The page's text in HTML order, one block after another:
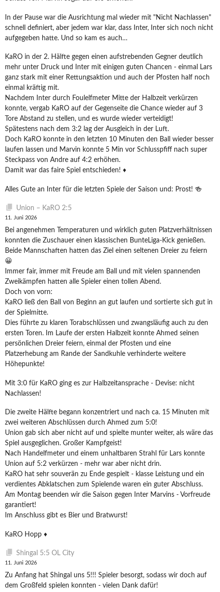
In der Pause war die Ausrichtung mal wieder mit "Nicht Nachlassen"
schnell definiert, aber jedem war klar, dass Inter, Inter sich noch nicht
aufgegeben hatte. Und so kam es auch…
KaRO in der 2. Hälfte gegen einen aufstrebenden Gegner deutlich
mehr unter Druck und Inter mit einigen guten Chancen - einmal Lars
ganz stark mit einer Rettungsaktion und auch der Pfosten half noch
einmal kräftig mit.
Nachdem Inter durch Foulelfmeter Mitte der Halbzeit verkürzen
konnte, vergab KaRO auf der Gegenseite die Chance wieder auf 3
Tore Abstand zu stellen, und es wurde wieder verteidigt!
Spätestens nach dem 3:2 lag der Ausgleich in der Luft.
Doch KaRO konnte in den letzten 10 Minuten den Ball wieder besser
laufen lassen und Marvin konnte 5 Min vor Schlusspfiff nach super
Steckpass von Andre auf 4:2 erhöhen.
Damit war das faire Spiel entschieden! ♦️
Alles Gute an Inter für die letzten Spiele der Saison und: Prost! 🍻
Union – KaRO 2:5
11. Juni 2026
Bei angenehmen Temperaturen und wirklich guten Platzverhältnissen
konnten die Zuschauer einen klassischen BunteLiga-Kick genießen.
Beide Mannschaften hatten das Ziel einen seltenen Dreier zu feiern
😀
Immer fair, immer mit Freude am Ball und mit vielen spannenden
Zweikämpfen hatten alle Spieler einen tollen Abend.
Doch von vorn:
KaRO ließ den Ball von Beginn an gut laufen und sortierte sich gut in
der Spielmitte.
Dies führte zu klaren Torabschlüssen und zwangsläufig auch zu den
ersten Toren. Im Laufe der ersten Halbzeit konnte Ahmed seinen
persönlichen Dreier feiern, einmal der Pfosten und eine
Platzerhebung am Rande der Sandkuhle verhinderte weitere
Höhepunkte!
Mit 3:0 für KaRO ging es zur Halbzeitansprache - Devise: nicht
Nachlassen!
Die zweite Hälfte begann konzentriert und nach ca. 15 Minuten mit
zwei weiteren Abschlüssen durch Ahmed zum 5:0!
Union gab sich aber nicht auf und spielte munter weiter, als wäre das
Spiel ausgeglichen. Großer Kampfgeist!
Nach Handelfmeter und einem unhaltbaren Strahl für Lars konnte
Union auf 5:2 verkürzen - mehr war aber nicht drin.
KaRO hat sehr souverän zu Ende gespielt - klasse Leistung und ein
verdientes Abklatschen zum Spielende waren ein guter Abschluss.
Am Montag beenden wir die Saison gegen Inter Marvins - Vorfreude
garantiert!
Im Anschluss gibt es Bier und Bratwurst!
KaRO Hopp ♦️
Shingal 5:5 OL City
11. Juni 2026
Zu Anfang hat Shingal uns 5!!! Spieler besorgt, sodass wir doch auf
dem Großfeld spielen konnten - vielen Dank dafür!